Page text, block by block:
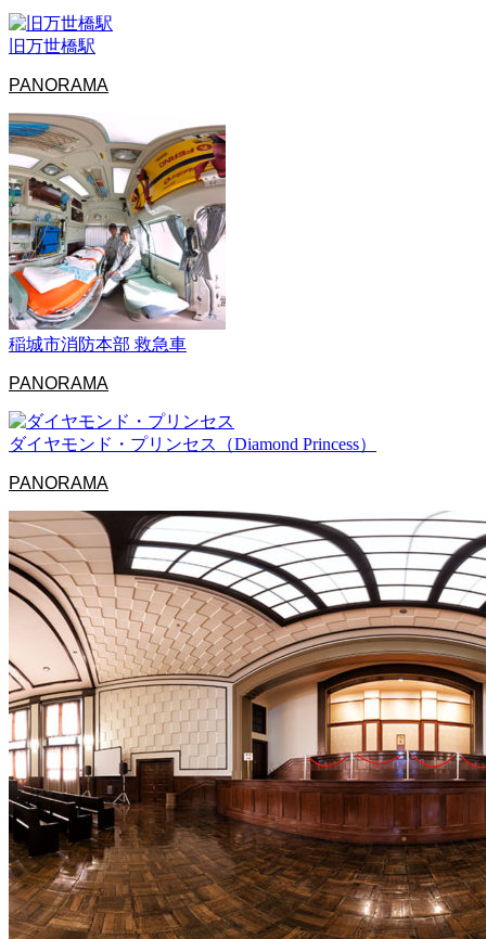
旧万世橋駅
PANORAMA
稲城市消防本部 救急車
PANORAMA
ダイヤモンド・プリンセス（Diamond Princess）
PANORAMA